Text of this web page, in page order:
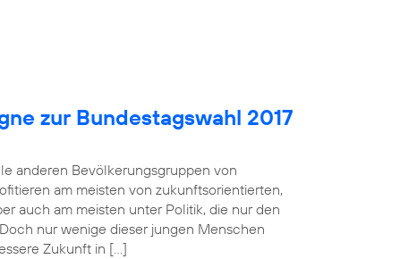
zur Bundestagswahl 2017
anderen Bevölkerungsgruppen von
am meisten von zukunftsorientierten,
auch am meisten unter Politik, die nur den
nur wenige dieser jungen Menschen
Zukunft in […]